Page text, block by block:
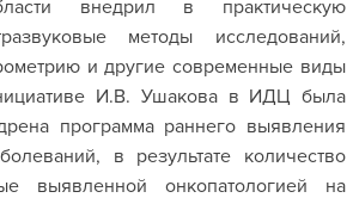
внедрил в практическую
методы исследований,
и другие современные виды
И.В. Ушакова в ИДЦ была
программа раннего выявления
в результате количество
выявленной онкопатологией на